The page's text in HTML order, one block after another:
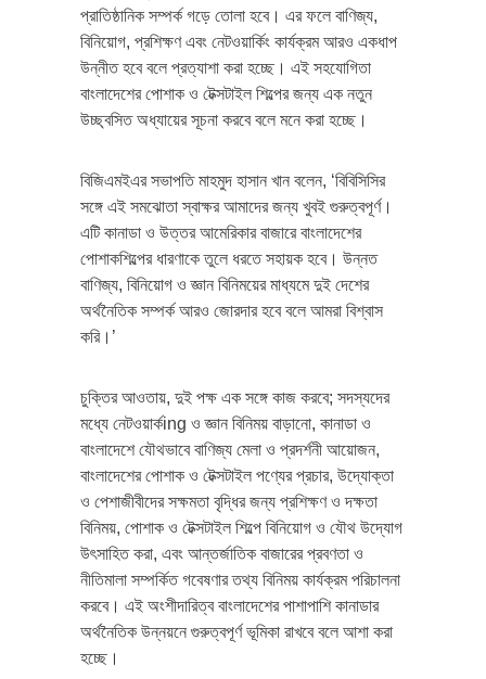
প্রাতিষ্ঠানিক সম্পর্ক গড়ে তোলা হবে। এর ফলে বাণিজ্য,
বিনিয়োগ, প্রশিক্ষণ এবং নেটওয়ার্কিং কার্যক্রম আরও একধাপ
উন্নীত হবে বলে প্রত্যাশা করা হচ্ছে। এই সহযোগিতা
বাংলাদেশের পোশাক ও টেক্সটাইল শিল্পের জন্য এক নতুন
উচ্ছ্বসিত অধ্যায়ের সূচনা করবে বলে মনে করা হচ্ছে।
বিজিএমইএর সভাপতি মাহমুদ হাসান খান বলেন, ‘বিবিসিসির
সঙ্গে এই সমঝোতা স্বাক্ষর আমাদের জন্য খুবই গুরুত্বপূর্ণ।
এটি কানাডা ও উত্তর আমেরিকার বাজারে বাংলাদেশের
পোশাকশিল্পের ধারণাকে তুলে ধরতে সহায়ক হবে। উন্নত
বাণিজ্য, বিনিয়োগ ও জ্ঞান বিনিময়ের মাধ্যমে দুই দেশের
অর্থনৈতিক সম্পর্ক আরও জোরদার হবে বলে আমরা বিশ্বাস
করি।’
চুক্তির আওতায়, দুই পক্ষ এক সঙ্গে কাজ করবে; সদস্যদের
মধ্যে নেটওয়ার্কing ও জ্ঞান বিনিময় বাড়ানো, কানাডা ও
বাংলাদেশে যৌথভাবে বাণিজ্য মেলা ও প্রদর্শনী আয়োজন,
বাংলাদেশের পোশাক ও টেক্সটাইল পণ্যের প্রচার, উদ্যোক্তা
ও পেশাজীবীদের সক্ষমতা বৃদ্ধির জন্য প্রশিক্ষণ ও দক্ষতা
বিনিময়, পোশাক ও টেক্সটাইল শিল্পে বিনিয়োগ ও যৌথ উদ্যোগ
উৎসাহিত করা, এবং আন্তর্জাতিক বাজারের প্রবণতা ও
নীতিমালা সম্পর্কিত গবেষণার তথ্য বিনিময় কার্যক্রম পরিচালনা
করবে। এই অংশীদারিত্ব বাংলাদেশের পাশাপাশি কানাডার
অর্থনৈতিক উন্নয়নে গুরুত্বপূর্ণ ভূমিকা রাখবে বলে আশা করা
হচ্ছে।